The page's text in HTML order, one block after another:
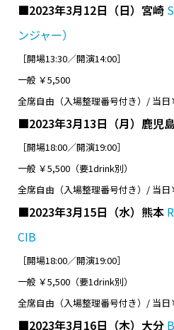
■2023年3月12日（日）宮崎
ンジャー）
［開場13:30／開演14:00］
一般 ￥5,500
全席自由（入場整理番号付き）/ 当日
■2023年3月13日（月）鹿児
［開場18:00／開演19:00］
一般 ￥5,500（要1drink別）
全席自由（入場整理番号付き）/ 当日
■2023年3月15日（水）熊本
CIB
［開場18:00／開演19:00］
一般 ￥5,500（要1drink別）
全席自由（入場整理番号付き）/ 当日
■2023年3月16日（木）大分